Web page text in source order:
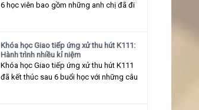
6 học viên bao gồm những anh chị đã đi
Khóa học Giao tiếp ứng xử thu hút K111:
Hành trình nhiều kỉ niệm
Khóa học Giao tiếp ứng xử thu hút K111
đã kết thúc sau 6 buổi học với những câu